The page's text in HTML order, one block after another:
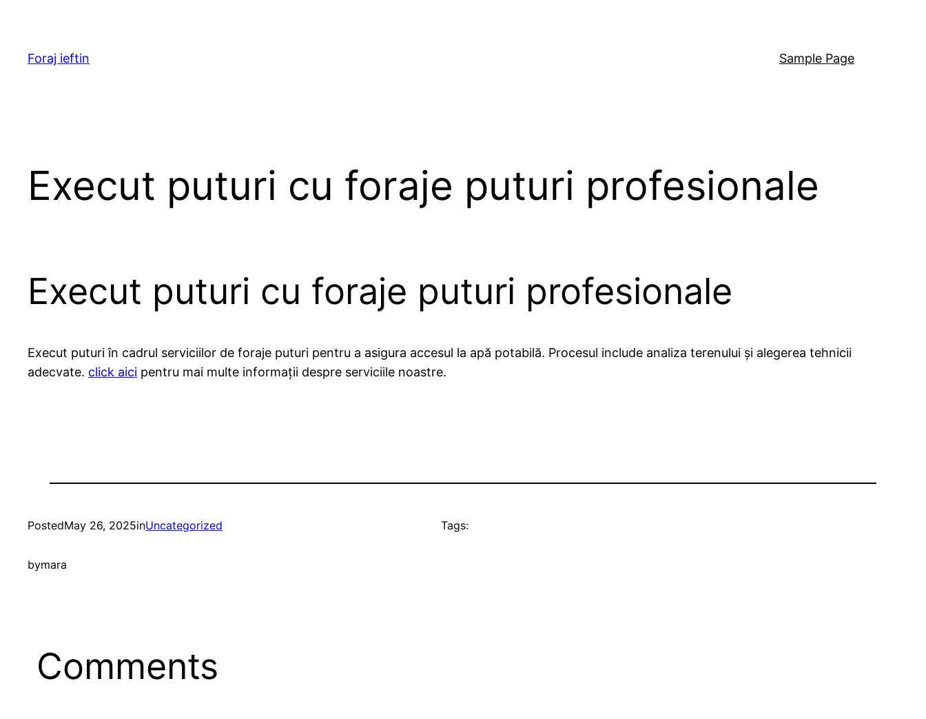
content
Foraj ieftin Sample Page
Execut puturi cu foraje puturi profesionale
Execut puturi cu foraje puturi profesionale
Execut puturi în cadrul serviciilor de foraje puturi pentru a asigura accesul la apă potabilă. Procesul include analiza terenului și alegerea tehnicii
adecvate. click aici pentru mai multe informații despre serviciile noastre.
PostedMay 26, 2025inUncategorized
bymara
Tags:
Comments